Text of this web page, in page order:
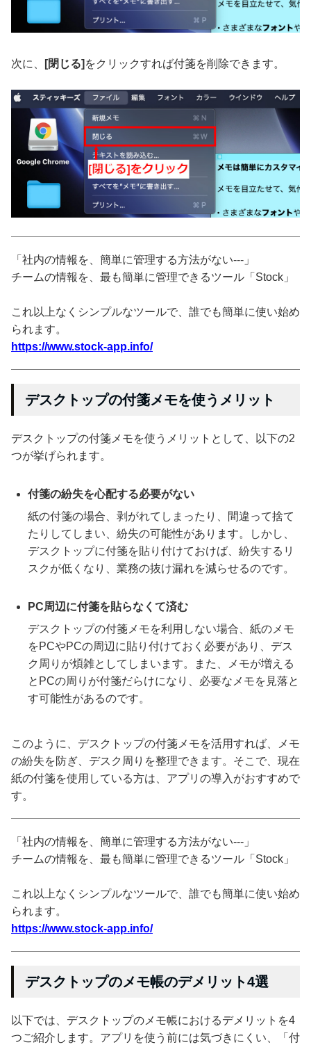
次に、 [閉じる] をクリックすれば付箋を削除できます。
「社内の情報を、簡単に管理する方法がない---」
チームの情報を、最も簡単に管理できるツール「Stock」
これ以上なくシンプルなツールで、誰でも簡単に使い始め
られます。
https://www.stock-app.info/
デスクトップの付箋メモを使うメリット
デスクトップの付箋メモを使うメリットとして、以下の2
つが挙げられます。
付箋の紛失を心配する必要がない
紙の付箋の場合、剥がれてしまったり、間違って捨て
たりしてしまい、紛失の可能性があります。しかし、
デスクトップに付箋を貼り付けておけば、紛失するリ
スクが低くなり、業務の抜け漏れを減らせるのです。
PC周辺に付箋を貼らなくて済む
デスクトップの付箋メモを利用しない場合、紙のメモ
をPCやPCの周辺に貼り付けておく必要があり、デス
ク周りが煩雑としてしまいます。また、メモが増える
とPCの周りが付箋だらけになり、必要なメモを見落と
す可能性があるのです。
このように、デスクトップの付箋メモを活用すれば、メモ
の紛失を防ぎ、デスク周りを整理できます。そこで、現在
紙の付箋を使用している方は、アプリの導入がおすすめで
す。
「社内の情報を、簡単に管理する方法がない---」
チームの情報を、最も簡単に管理できるツール「Stock」
これ以上なくシンプルなツールで、誰でも簡単に使い始め
られます。
https://www.stock-app.info/
デスクトップのメモ帳のデメリット4選
以下では、デスクトップのメモ帳におけるデメリットを4
つご紹介します。アプリを使う前には気づきにくい、「付